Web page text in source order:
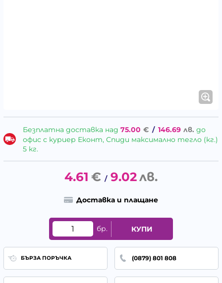
Безплатна доставка над 75.00 € / 146.69 лв. до
офис с куриер Еконт, Спиди максимално тегло (кг.)
5 кг.
4.61 € / 9.02лв.
Доставка и плащане
бр. КУПИ
БЪРЗА ПОРЪЧКА (0879) 801 808